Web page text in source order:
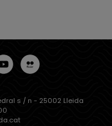
s / n - 25002 Lleida